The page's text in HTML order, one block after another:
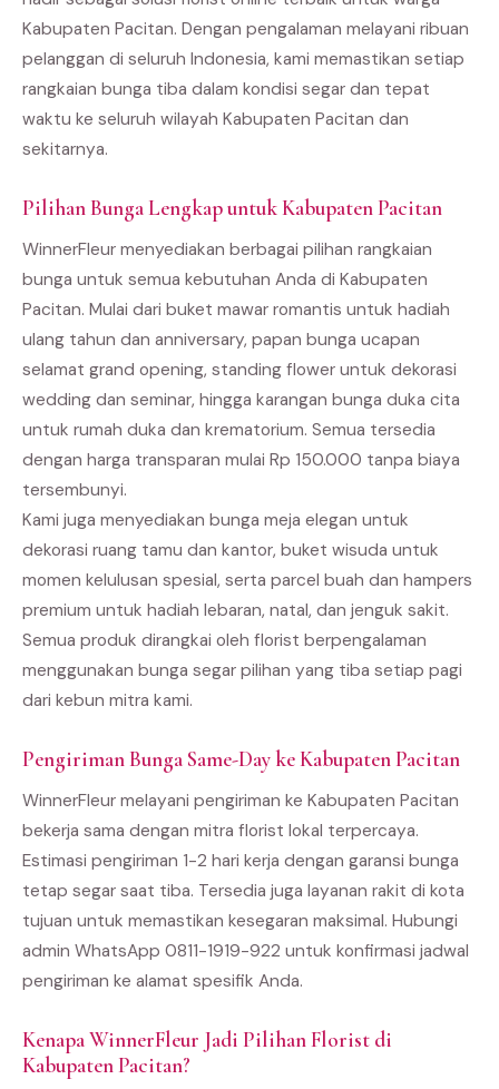
Kabupaten Pacitan. Dengan pengalaman melayani ribuan
pelanggan di seluruh Indonesia, kami memastikan setiap
rangkaian bunga tiba dalam kondisi segar dan tepat
waktu ke seluruh wilayah Kabupaten Pacitan dan
sekitarnya.
Pilihan Bunga Lengkap untuk Kabupaten Pacitan
WinnerFleur menyediakan berbagai pilihan rangkaian
bunga untuk semua kebutuhan Anda di Kabupaten
Pacitan. Mulai dari buket mawar romantis untuk hadiah
ulang tahun dan anniversary, papan bunga ucapan
selamat grand opening, standing flower untuk dekorasi
wedding dan seminar, hingga karangan bunga duka cita
untuk rumah duka dan krematorium. Semua tersedia
dengan harga transparan mulai Rp 150.000 tanpa biaya
tersembunyi.
Kami juga menyediakan bunga meja elegan untuk
dekorasi ruang tamu dan kantor, buket wisuda untuk
momen kelulusan spesial, serta parcel buah dan hampers
premium untuk hadiah lebaran, natal, dan jenguk sakit.
Semua produk dirangkai oleh florist berpengalaman
menggunakan bunga segar pilihan yang tiba setiap pagi
dari kebun mitra kami.
Pengiriman Bunga Same-Day ke Kabupaten Pacitan
WinnerFleur melayani pengiriman ke Kabupaten Pacitan
bekerja sama dengan mitra florist lokal terpercaya.
Estimasi pengiriman 1-2 hari kerja dengan garansi bunga
tetap segar saat tiba. Tersedia juga layanan rakit di kota
tujuan untuk memastikan kesegaran maksimal. Hubungi
admin WhatsApp 0811-1919-922 untuk konfirmasi jadwal
pengiriman ke alamat spesifik Anda.
Kenapa WinnerFleur Jadi Pilihan Florist di
Kabupaten Pacitan?